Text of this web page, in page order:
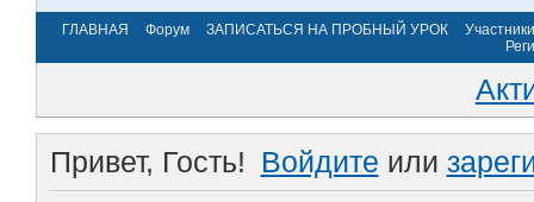
ГЛАВНАЯ Форум ЗАПИСАТЬСЯ НА ПРОБНЫЙ УРОК
Участники
Привет, Гость! Войдите или